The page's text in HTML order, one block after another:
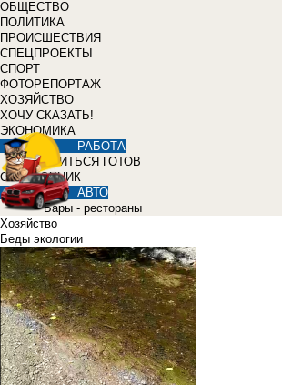
ОБЩЕСТВО
ПОЛИТИКА
ПРОИСШЕСТВИЯ
СПЕЦПРОЕКТЫ
СПОРТ
ФОТОРЕПОРТАЖ
ХОЗЯЙСТВО
ХОЧУ СКАЗАТЬ!
ЭКОНОМИКА
РАБОТА
УЧИТЬСЯ ГОТОВ
СПРАВОЧНИК
АВТО
Бары - рестораны
Хозяйство
Беды экологии